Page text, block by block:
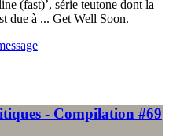
(fast)’, série teutone dont la
due à ... Get Well Soon.
- Compilation #69